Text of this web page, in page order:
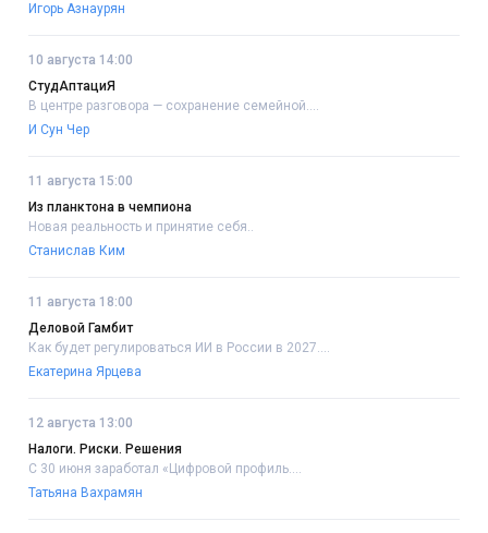
Игорь Азнаурян
10 августа 14:00
СтудАптациЯ
В центре разговора — сохранение семейной....
И Сун Чер
11 августа 15:00
Из планктона в чемпиона
Новая реальность и принятие себя..
Станислав Ким
11 августа 18:00
Деловой Гамбит
Как будет регулироваться ИИ в России в 2027....
Екатерина Ярцева
12 августа 13:00
Налоги. Риски. Решения
С 30 июня заработал «Цифровой профиль....
Татьяна Вахрамян